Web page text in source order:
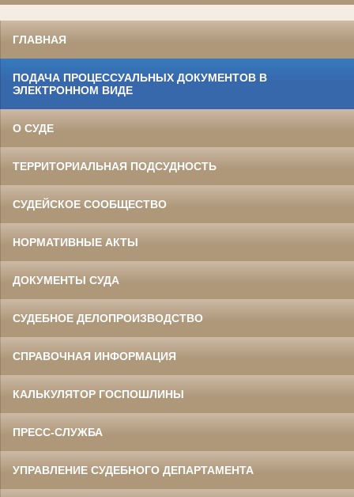
ГЛАВНАЯ
ПОДАЧА ПРОЦЕССУАЛЬНЫХ ДОКУМЕНТОВ В
ЭЛЕКТРОННОМ ВИДЕ
О СУДЕ
ТЕРРИТОРИАЛЬНАЯ ПОДСУДНОСТЬ
СУДЕЙСКОЕ СООБЩЕСТВО
НОРМАТИВНЫЕ АКТЫ
ДОКУМЕНТЫ СУДА
СУДЕБНОЕ ДЕЛОПРОИЗВОДСТВО
СПРАВОЧНАЯ ИНФОРМАЦИЯ
КАЛЬКУЛЯТОР ГОСПОШЛИНЫ
ПРЕСС-СЛУЖБА
УПРАВЛЕНИЕ СУДЕБНОГО ДЕПАРТАМЕНТА